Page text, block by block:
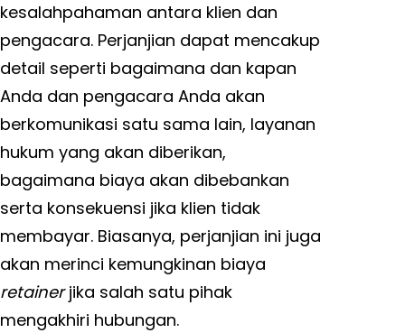
kesalahpahaman antara klien dan
pengacara. Perjanjian dapat mencakup
detail seperti bagaimana dan kapan
Anda dan pengacara Anda akan
berkomunikasi satu sama lain, layanan
hukum yang akan diberikan,
bagaimana biaya akan dibebankan
serta konsekuensi jika klien tidak
membayar. Biasanya, perjanjian ini juga
akan merinci kemungkinan biaya
retainerjika salah satu pihak
mengakhiri hubungan.